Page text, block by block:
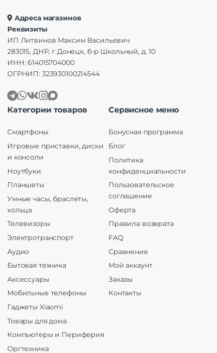
Адреса магазинов
Реквизиты
ИП Литвинов Максим Васильевич
283015, ДНР, г Донецк, б-р Школьный, д. 10
ИНН: 614015704000
ОГРНИП: 323930100214544
Категории товаров
Смартфоны
Игровые приставки, диски
и консоли
Ноутбуки
Планшеты
Умные часы, браслеты,
кольца
Телевизоры
Электротранспорт
Аудио
Бытовая техника
Аксессуары
Мобильные телефоны
Гаджеты Xiaomi
Товары для дома
Компьютеры и Периферия
Оргтехника
Сервисное меню
Бонусная программа
Блог
Политика
конфиденциальности
Пользовательское
соглашение
Оферта
Правила возврата
FAQ
Сравнение
Мой аккаунт
Заказы
Контакты